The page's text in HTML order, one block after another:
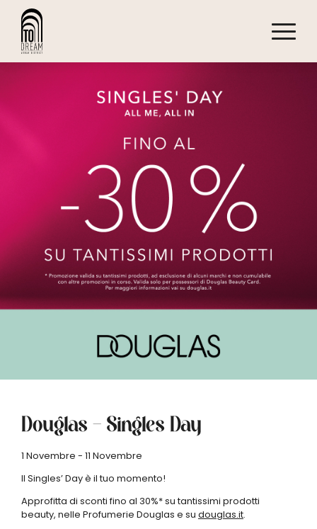
Douglas – Singles Day
1 Novembre - 11 Novembre
Il Singles’ Day è il tuo momento!
Approfitta di sconti fino al 30%* su tantissimi prodotti
beauty, nelle Profumerie Douglas e su douglas.it.